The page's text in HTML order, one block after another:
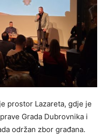
prostor Lazareta, gdje je
Grada Dubrovnika i
održan zbor građana.